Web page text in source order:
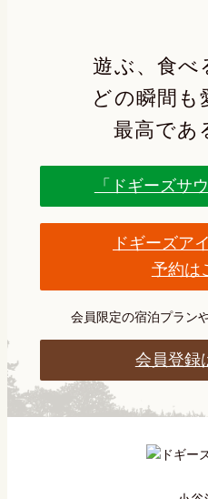
遊ぶ、食べ
どの瞬間も
最高であ
「ドギーズサ
ドギーズア
予約は
会員限定の宿泊プラン
会員登録